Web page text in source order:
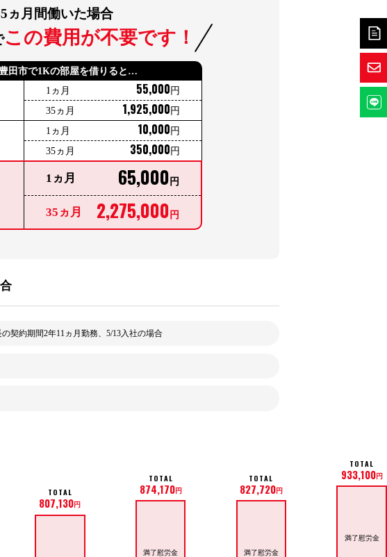
ヵ月間働いた場合
この費用が不要です！
田市で1Kの部屋を借りると…
1ヵ月 55,000円
35ヵ月
1,925,000円
1ヵ月 10,000円
35ヵ月
350,000円
1ヵ月 65,000円
35ヵ月 2,275,000 円
契約期間2年11ヵ月勤務、5/13入社の場合
TOTAL
807,130円
TOTAL
874,170円
満了慰労金
TOTAL
827,720円
満了慰労金
TOTAL
933,100円
満了慰労金